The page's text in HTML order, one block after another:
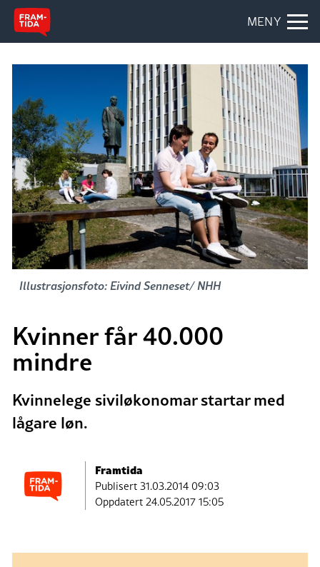
MENY
Illustrasjonsfoto: Eivind Senneset/ NHH
Kvinner får 40.000
mindre
Kvinnelege siviløkonomar startar med
lågare løn.
Framtida
Publisert31.03.2014 09:03
Oppdatert 24.05.2017 15:05